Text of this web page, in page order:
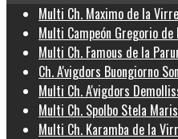
Multi Ch. Maximo de la
Multi Campeón Gregorio
Multi Ch. Famous de la
Ch. A'vigdors Buongiorno
Multi Ch. A'vigdors
Multi Ch. Spolbo Stela Maris
Multi Ch. Karamba de la